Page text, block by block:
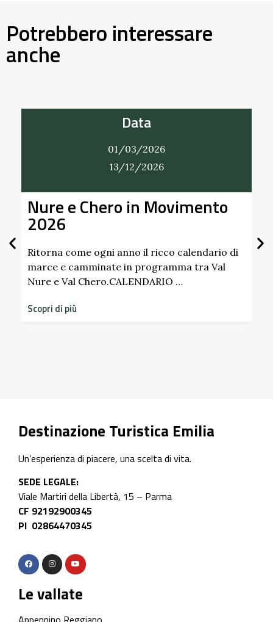
Potrebbero interessare
anche
Data
01/03/2026
13/12/2026
Nure e Chero in Movimento
2026
Ritorna come ogni anno il ricco calendario di
marce e camminate in programma tra Val
Nure e Val Chero.CALENDARIO …
Scopri di più
Destinazione Turistica Emilia
Un’esperienza di piacere, una scelta di vita.
SEDE LEGALE:
Viale Martiri della Libertà, 15 – Parma
CF 92192900345
PI 02864470345
Le vallate